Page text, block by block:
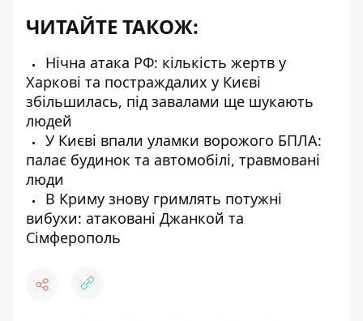
ЧИТАЙТЕ ТАКОЖ:
Нічна атака РФ: кількість жертв у
Харкові та постраждалих у Києві
збільшилась, під завалами ще шукають
людей
У Києві впали уламки ворожого БПЛА:
палає будинок та автомобілі, травмовані
люди
В Криму знову гримлять потужні
вибухи: атаковані Джанкой та
Сімферополь